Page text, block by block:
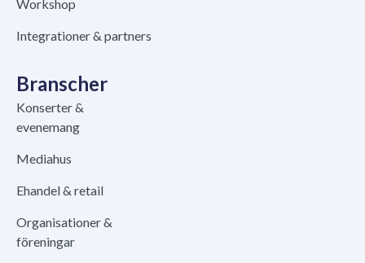
Workshop
Integrationer & partners
Branscher
Konserter &
evenemang
Mediahus
Ehandel & retail
Organisationer &
föreningar